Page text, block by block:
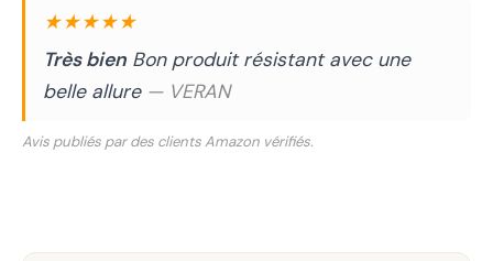
★★★★★
Très bien Bon produit résistant avec une
belle allure — VERAN
Avis publiés par des clients Amazon vérifiés.